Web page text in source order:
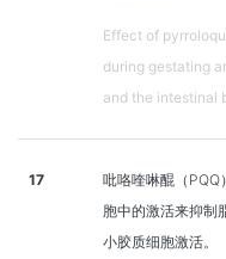
Effect of
during gestating
and the intestinal
17
吡咯喹啉醌（
胞中的激活来抑制
小胶质细胞激活。